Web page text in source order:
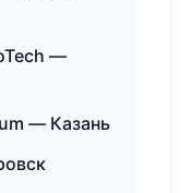
—
— Казань